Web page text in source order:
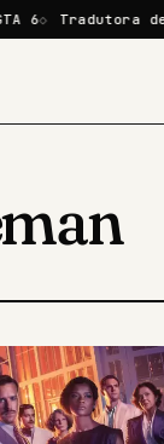
Tradutora de